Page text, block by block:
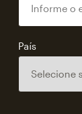
País